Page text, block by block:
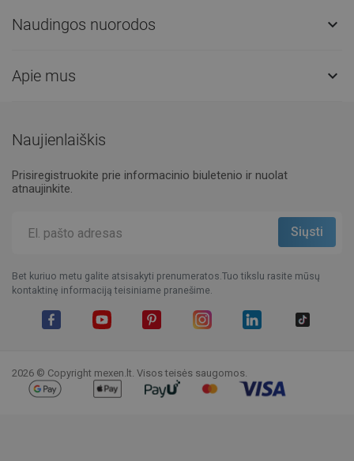
Naudingos nuorodos 
Apie mus 
Naujienlaiškis
Prisiregistruokite prie informacinio biuletenio ir nuolat
atnaujinkite.
Bet kuriuo metu galite atsisakyti prenumeratos.Tuo tikslu rasite mūsų
kontaktinę informaciją teisiniame pranešime.
2026 © Copyright mexen.lt. Visos teisės saugomos.